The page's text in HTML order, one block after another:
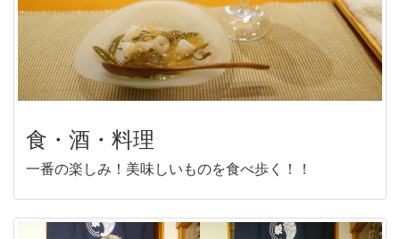
食・酒・料理
一番の楽しみ！美味しいものを食べ歩く！！